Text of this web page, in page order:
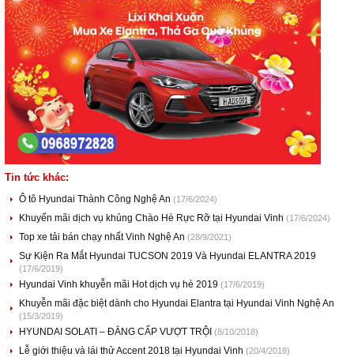
Tin tức khác:
Ô tô Hyundai Thành Công Nghệ An (17/6/2024)
Khuyến mãi dịch vụ khủng Chào Hè Rực Rỡ tại Hyundai Vinh (17/6/2024)
Top xe tải bán chạy nhất Vinh Nghệ An (28/9/2021)
Sự Kiện Ra Mắt Hyundai TUCSON 2019 Và Hyundai ELANTRA 2019
(17/6/2019)
Hyundai Vinh khuyễn mãi Hot dịch vụ hè 2019 (17/6/2019)
Khuyễn mãi đặc biệt dành cho Hyundai Elantra tại Hyundai Vinh Nghệ An
(15/3/2019)
HYUNDAI SOLATI – ĐẲNG CẤP VƯỢT TRỘI (8/10/2018)
Lễ giới thiệu và lái thử Accent 2018 tại Hyundai Vinh (20/4/2018)